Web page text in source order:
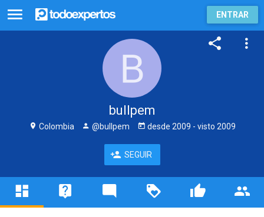
ENTRAR
bullpem
Colombia @bullpem desde 2009 - visto 2009
SEGUIR